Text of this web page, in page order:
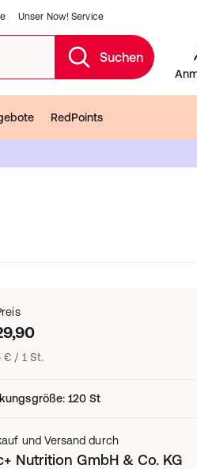
Unser Now! Service
Suchen
RedPoints
€ / 1 St.
:120 St
und Versand durch
Nutrition GmbH & Co. KG